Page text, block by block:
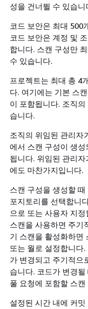
성을 건너뛸 수 있습니
코드 보안은 최대 500
코드 보안은 계정 및
합니다. 스캔 구성만
수 있습니다.
프로젝트는 최대 총 4
다. 여기에는 기본 스
이 포함됩니다. 조직
습니다.
조직의 위임된 관리자
에서 스캔 구성이 생
됩니다. 위임된 관리
에도 마찬가지입니다.
스캔 구성을 생성할
포지토리를 선택합니
으로 또는 사용자 지
스캔을 사용하면 주기
기 스캔을 활성화하면
또는 월로 설정합니다
가 변경되고 주기적으
습니다. 코드가 변경
풀 요청에 포함할 스
설정된 시간 내에 커